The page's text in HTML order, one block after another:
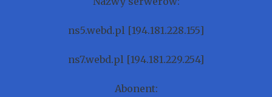
ns5.webd.pl [194.181.228.155]
ns7.webd.pl [194.181.229.254]
Abonent: